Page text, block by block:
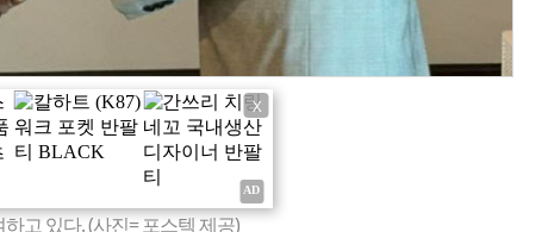
X
고 있다. (사진= 포스텍 제공)